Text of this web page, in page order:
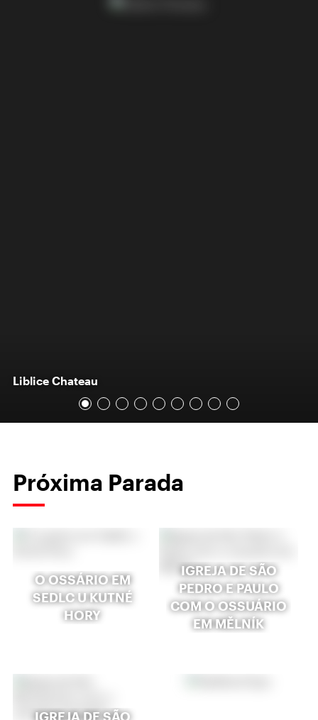
Liblice Chateau
Próxima Parada
O OSSÁRIO EM
SEDLC U KUTNÉ
HORY
IGREJA DE SÃO
PEDRO E PAULO
COM O OSSUÁRIO
EM MĚLNÍK
IGREJA DE SÃO